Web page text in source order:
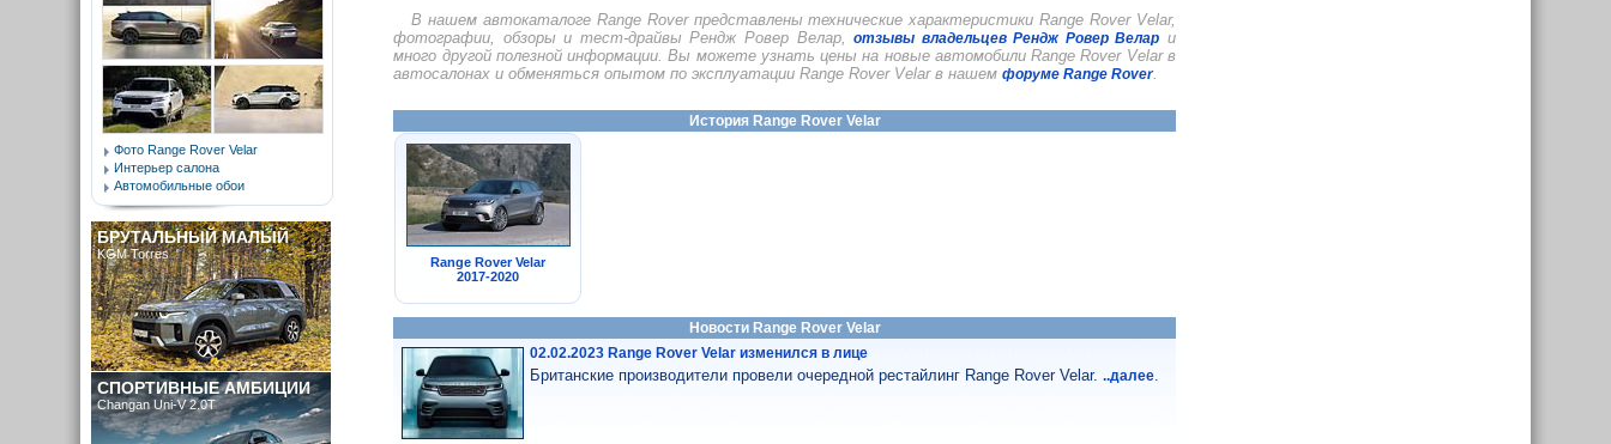
В нашем автокаталоге Range Rover представлены технические характеристики Range Rover Velar,
фотографии, обзоры и тест-драйвы Рендж Ровер Велар,отзывы владельцев Рендж Ровер Велар и
много другой полезной информации. Вы можете узнать цены на новые автомобили Range Rover Velar в
автосалонах и обменяться опытом по эксплуатации Range Rover Velar в нашемфоруме Range Rover.
История Range Rover Velar
Range Rover Velar
2017-2020
Новости Range Rover Velar
02.02.2023 Range Rover Velar изменился в лице
Британские производители провели очередной рестайлинг Range Rover Velar...далее.
Фото Range Rover Velar
Интерьер салона
Автомобильные обои
БРУТАЛЬНЫЙ МАЛЫЙ
KGM Torres
СПОРТИВНЫЕ АМБИЦИИ
Changan Uni-V 2.0T